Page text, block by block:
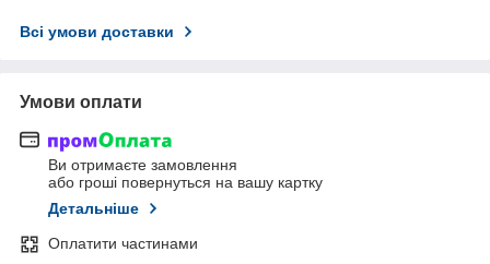
Всі умови доставки
Умови оплати
Ви отримаєте замовлення
або гроші повернуться на вашу картку
Детальніше
Оплатити частинами